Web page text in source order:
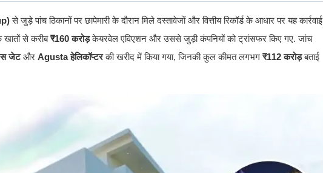
से जुड़े पांच ठिकानों पर छापेमारी के दौरान मिले दस्तावेजों और वित्तीय रिकॉर्ड के आधार पर यह कार्रवाई
से करीब₹160 करोड़केयरवेल एविएशन और उससे जुड़ी कंपनियों को ट्रांसफर किए गए. जांच
जेटऔर Agusta हेलिकॉप्टरकी खरीद में किया गया, जिनकी कुल कीमत लगभग ₹112 करोड़बताई